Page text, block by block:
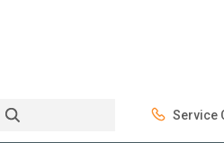
Service